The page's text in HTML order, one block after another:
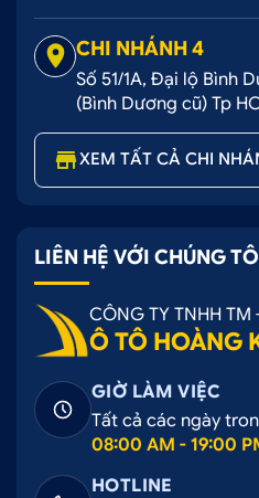
CHI NHÁNH 4
Số 51/1A, Đại lộ Bình
(Bình Dương cũ) Tp
XEM TẤT CẢ CHI
LIÊN HỆ VỚI CHÚNG
CÔNG TY TNHH TM
Ô TÔ HOÀNG
GIỜ LÀM VIỆC
Tất cả các ngày
08:00 AM - 19:00
HOTLINE